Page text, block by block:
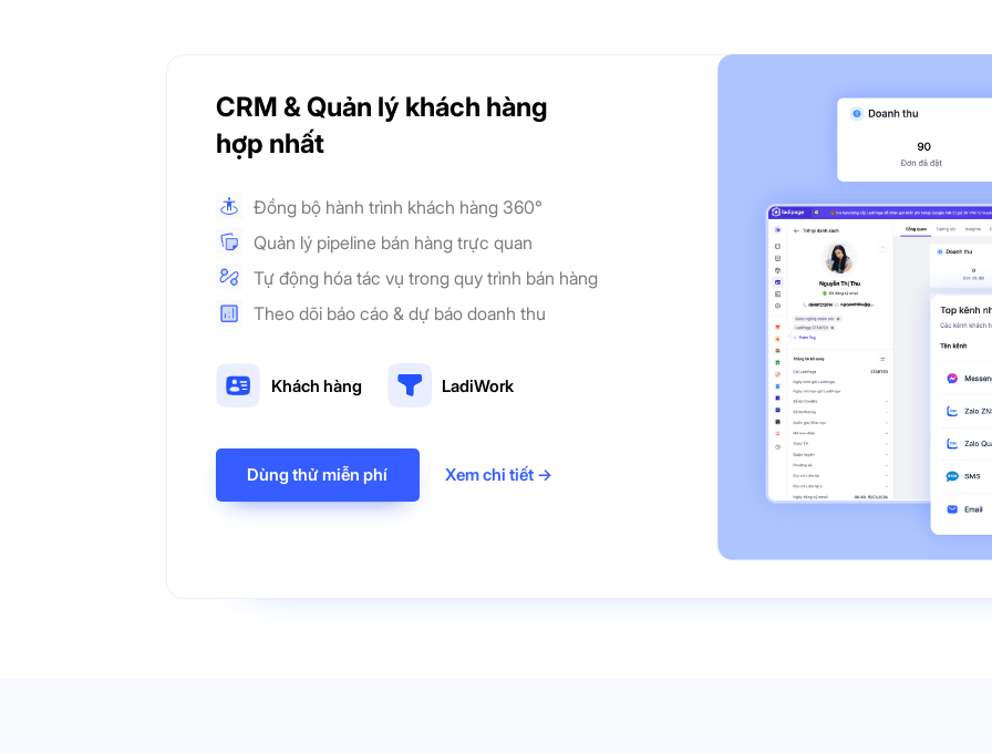
CRM & Quản lý khách hàng
hợp nhất
Dùng thử miễn phí Xem chi tiết →
Đồng bộ hành trình khách hàng 360°
Quản lý pipeline bán hàng trực quan
Tự động hóa tác vụ trong quy trình bán hàng
Theo dõi báo cáo & dự báo doanh thu
Khách hàng LadiWork